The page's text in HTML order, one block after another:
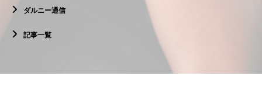
ダルニー通信
記事一覧